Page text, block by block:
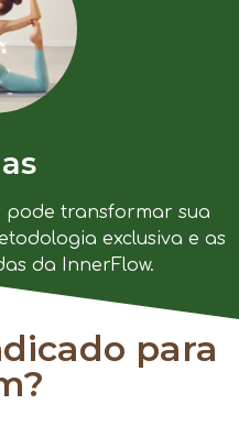
pode transformar sua
exclusiva e as
da InnerFlow.
para